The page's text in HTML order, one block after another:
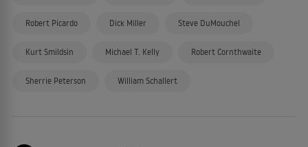
Robert Picardo Dick Miller Steve DuMouchel
Kurt Smildsin Michael T. Kelly Robert Cornthwaite
Sherrie Peterson William Schallert